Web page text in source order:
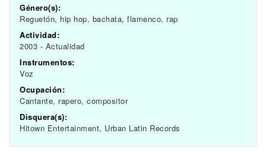
Género(s):
Reguetón, hip hop, bachata, flamenco, rap
Actividad:
2003 - Actualidad
Instrumentos:
Voz
Ocupación:
Cantante, rapero, compositor
Disquera(s):
Hitown Entertainment, Urban Latin Records